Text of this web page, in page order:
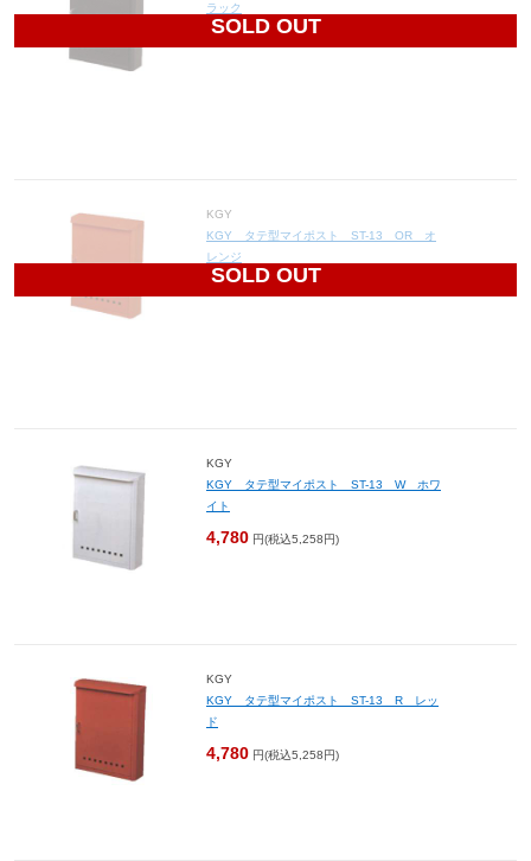
SOLD OUT
ラック
4,780
SOLD OUT
KGY
KGY タテ型マイポスト ST-13 OR オ
レンジ
4,780
KGY
KGY タテ型マイポスト ST-13 W ホワ
イト
4,780 円(税込5,258円)
KGY
KGY タテ型マイポスト ST-13 R レッ
ド
4,780 円(税込5,258円)